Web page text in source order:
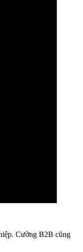
Cường B2B cũng